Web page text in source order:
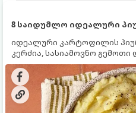
8 საიდუმლო იდეალური
იდეალური კარტოფილის
კერძია, სასიამოვნო
ფერით. მისი მომზადება
არსებობს რამდენიმე
იცოდეთ, რომ პიურე